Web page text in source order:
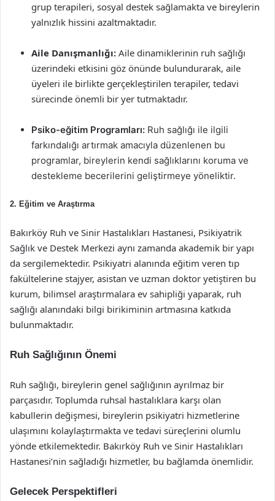
grup terapileri, sosyal destek sağlamakta ve bireylerin
yalnızlık hissini azaltmaktadır.
Aile Danışmanlığı: Aile dinamiklerinin ruh sağlığı
üzerindeki etkisini göz önünde bulundurarak, aile
üyeleri ile birlikte gerçekleştirilen terapiler, tedavi
sürecinde önemli bir yer tutmaktadır.
Psiko-eğitim Programları: Ruh sağlığı ile ilgili
farkındalığı artırmak amacıyla düzenlenen bu
programlar, bireylerin kendi sağlıklarını koruma ve
destekleme becerilerini geliştirmeye yöneliktir.
2. Eğitim ve Araştırma
Bakırköy Ruh ve Sinir Hastalıkları Hastanesi, Psikiyatrik
Sağlık ve Destek Merkezi aynı zamanda akademik bir yapı
da sergilemektedir. Psikiyatri alanında eğitim veren tıp
fakültelerine stajyer, asistan ve uzman doktor yetiştiren bu
kurum, bilimsel araştırmalara ev sahipliği yaparak, ruh
sağlığı alanındaki bilgi birikiminin artmasına katkıda
bulunmaktadır.
Ruh Sağlığının Önemi
Ruh sağlığı, bireylerin genel sağlığının ayrılmaz bir
parçasıdır. Toplumda ruhsal hastalıklara karşı olan
kabullerin değişmesi, bireylerin psikiyatri hizmetlerine
ulaşımını kolaylaştırmakta ve tedavi süreçlerini olumlu
yönde etkilemektedir. Bakırköy Ruh ve Sinir Hastalıkları
Hastanesi’nin sağladığı hizmetler, bu bağlamda önemlidir.
Gelecek Perspektifleri